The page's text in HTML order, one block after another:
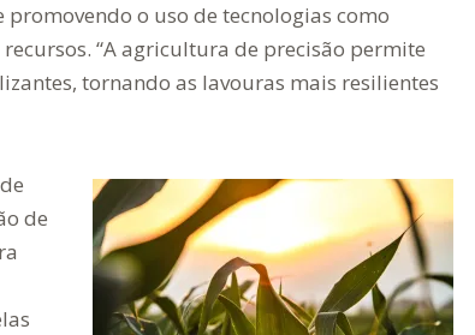
o uso de tecnologias como
“A agricultura de precisão permite
tornando as lavouras mais resilientes
de